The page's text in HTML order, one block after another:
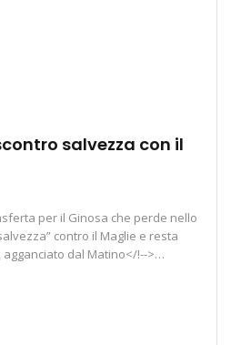
salvezza con il
per il Ginosa che perde nello
contro il Maglie e resta
dal Matino</!-->…